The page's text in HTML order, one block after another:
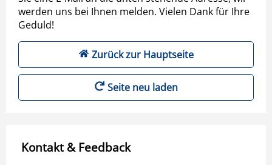
werden uns bei Ihnen melden. Vielen Dank für Ihre
Geduld!
Zurück zur Hauptseite
Seite neu laden
Kontakt & Feedback